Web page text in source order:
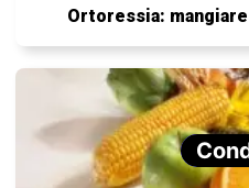
Ortoressia: